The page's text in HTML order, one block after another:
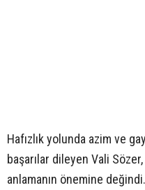
Hafızlık yolunda azim ve
başarılar dileyen Vali
anlamanın önemine değindi.